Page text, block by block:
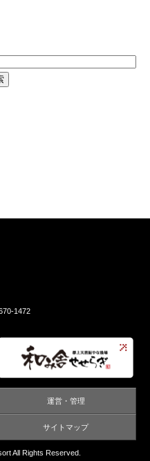
1472
運営・管理
サイトマップ
All Rights Reserved.